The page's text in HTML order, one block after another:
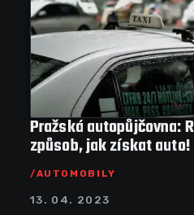
Pražská autopůjčovna:
způsob, jak získat auto!
AUTOMOBILY
13. 04. 2023